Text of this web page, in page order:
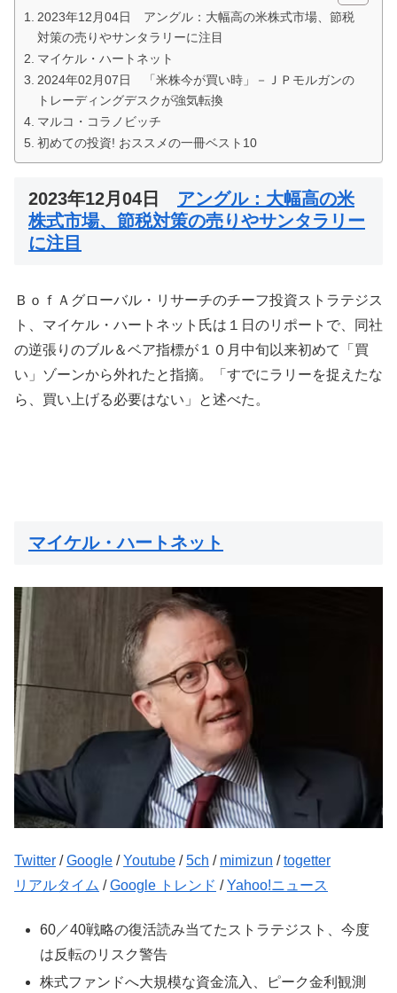
2023年12月04日 アングル：大幅高の米株式市場、節税
対策の売りやサンタラリーに注目
マイケル・ハートネット
2024年02月07日 「米株今が買い時」－ＪＰモルガンの
トレーディングデスクが強気転換
マルコ・コラノビッチ
初めての投資! おススメの一冊ベスト10
2023年12月04日 アングル：大幅高の米
株式市場、節税対策の売りやサンタラリー
に注目
ＢｏｆＡグローバル・リサーチのチーフ投資ストラテジス
ト、マイケル・ハートネット氏は１日のリポートで、同社
の逆張りのブル＆ベア指標が１０月中旬以来初めて「買
い」ゾーンから外れたと指摘。「すでにラリーを捉えたな
ら、買い上げる必要はない」と述べた。
マイケル・ハートネット
Twitter /Google /Youtube /5ch / mimizun /togetter
リアルタイム /Google トレンド /Yahoo!ニュース
60／40戦略の復活読み当てたストラテジスト、今度
は反転のリスク警告
株式ファンドへ大規模な資金流入、ピーク金利観測